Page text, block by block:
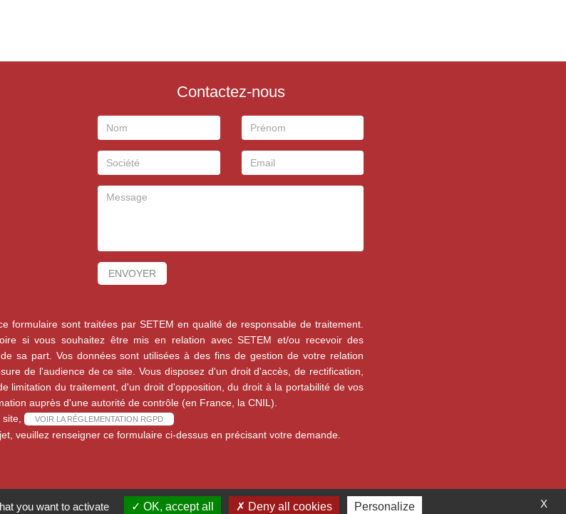
Contactez-nous
ENVOYER
formulaire sont traitées par SETEM en qualité de responsable de traitement.
si vous souhaitez être mis en relation avec SETEM et/ou recevoir des
sa part. Vos données sont utilisées à des fins de gestion de votre relation
de l'audience de ce site. Vous disposez d'un droit d'accès, de rectification,
limitation du traitement, d'un droit d'opposition, du droit à la portabilité de vos
auprès d'une autorité de contrôle (en France, la CNIL).
site,
VOIR LA RÉGLEMENTATION RGPD
veuillez renseigner ce formulaire ci-dessus en précisant votre demande.
X
you want to activate OK, accept all Deny all cookies Personalize